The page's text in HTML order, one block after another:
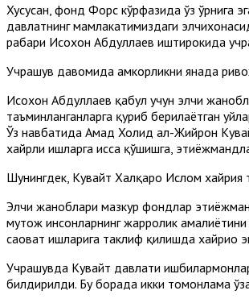
Хусусан, фонд Форс кўрфазида ўз ўрнига
давлатнинг мамлакатимиздаги
раҳбари Исохон Абдуллаев иштирокида
Учрашув давомида ҳамкорликни янада
Исохон Абдуллаев қабул учун элчи
таъминланганларга қуриб берилаётган
Ўз навбатида Аҳмад Холид ал-Жийрон
хайрли ишларга ҳисса қўшишга,
Шунингдек, Кувайт Халқаро Ислом хайрия
Элчи жаноблари мазкур фондлар
муҳтож инсонларнинг жарроҳлик
саҳоват ишларига таклиф қилишда хайриҳоҳ
Учрашувда Кувайт давлати
билдирилди. Бу борада икки томонлама